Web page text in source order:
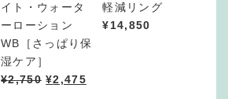
イト・ウォータ
ーローション
WB［さっぱり保
湿ケア］
¥2,750 ¥2,475
軽減リング
¥14,850